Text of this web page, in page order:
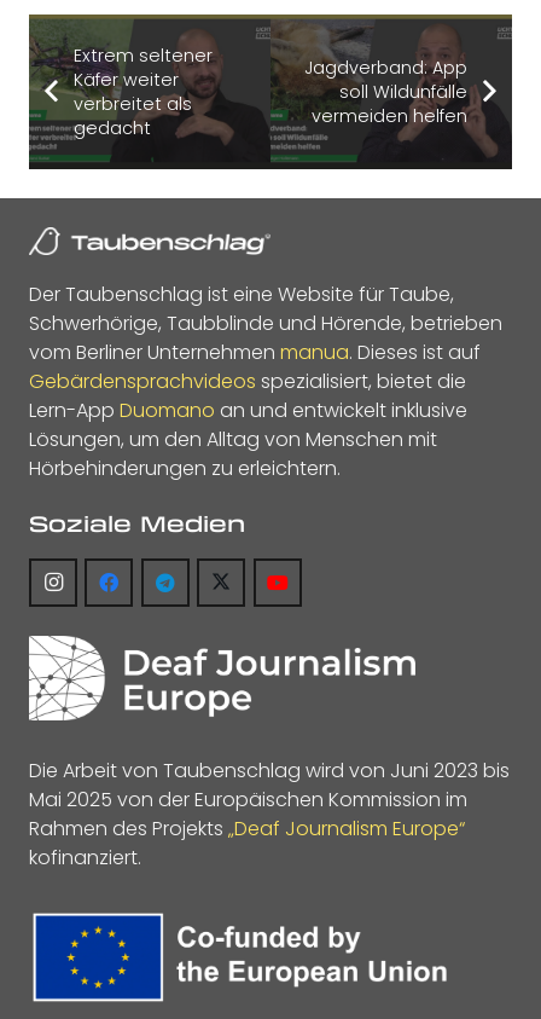
Extrem seltener
Käfer weiter
verbreitet als
gedacht
Jagdverband: App
soll Wildunfälle
vermeiden helfen
Der Taubenschlag ist eine Website für Taube,
Schwerhörige, Taubblinde und Hörende, betrieben
vom Berliner Unternehmen manua. Dieses ist auf
Gebärdensprachvideos spezialisiert, bietet die
Lern-App Duomano an und entwickelt inklusive
Lösungen, um den Alltag von Menschen mit
Hörbehinderungen zu erleichtern.
Soziale Medien
Die Arbeit von Taubenschlag wird von Juni 2023 bis
Mai 2025 von der Europäischen Kommission im
Rahmen des Projekts „Deaf Journalism Europe“
kofinanziert.